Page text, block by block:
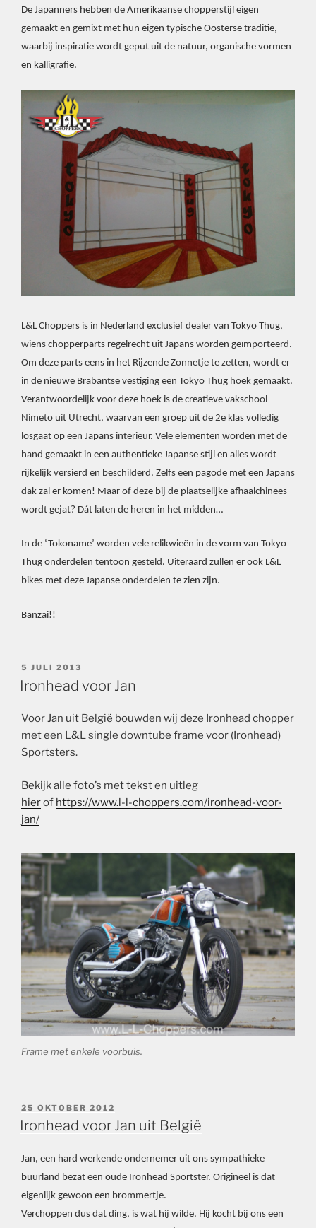
De Japanners hebben de Amerikaanse chopperstijl eigen
gemaakt en gemixt met hun eigen typische Oosterse traditie,
waarbij inspiratie wordt geput uit de natuur, organische vormen
en kalligrafie.
L&L Choppers is in Nederland exclusief dealer van Tokyo Thug,
wiens chopperparts regelrecht uit Japans worden geïmporteerd.
Om deze parts eens in het Rijzende Zonnetje te zetten, wordt er
in de nieuwe Brabantse vestiging een Tokyo Thug hoek gemaakt.
Verantwoordelijk voor deze hoek is de creatieve vakschool
Nimeto uit Utrecht, waarvan een groep uit de 2e klas volledig
losgaat op een Japans interieur. Vele elementen worden met de
hand gemaakt in een authentieke Japanse stijl en alles wordt
rijkelijk versierd en beschilderd. Zelfs een pagode met een Japans
dak zal er komen! Maar of deze bij de plaatselijke afhaalchinees
wordt gejat? Dát laten de heren in het midden…
In de ‘Tokoname’ worden vele relikwieën in de vorm van Tokyo
Thug onderdelen tentoon gesteld. Uiteraard zullen er ook L&L
bikes met deze Japanse onderdelen te zien zijn.
Banzai!!
GEPLAATST
OP
5 JULI 2013
Ironhead voor Jan
Voor Jan uit België bouwden wij deze Ironhead chopper
met een L&L single downtube frame voor (Ironhead)
Sportsters.
Bekijk alle foto’s met tekst en uitleg
hierof https://www.l-l-choppers.com/ironhead-voor-
jan/
Frame met enkele voorbuis.
GEPLAATST
OP
25 OKTOBER 2012
Ironhead voor Jan uit België
Jan, een hard werkende ondernemer uit ons sympathieke
buurland bezat een oude Ironhead Sportster. Origineel is dat
eigenlijk gewoon een brommertje.
Verchoppen dus dat ding, is wat hij wilde. Hij kocht bij ons een